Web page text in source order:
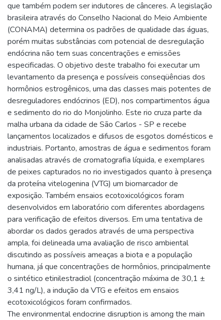
que também podem ser indutores de cânceres. A legislação
brasileira através do Conselho Nacional do Meio Ambiente
(CONAMA) determina os padrões de qualidade das águas,
porém muitas substâncias com potencial de desregulação
endócrina não tem suas concentrações e emissões
especificadas. O objetivo deste trabalho foi executar um
levantamento da presença e possíveis conseqüências dos
hormônios estrogênicos, uma das classes mais potentes de
desreguladores endócrinos (ED), nos compartimentos água
e sedimento do rio do Monjolinho. Este rio cruza parte da
malha urbana da cidade de São Carlos - SP e recebe
lançamentos localizados e difusos de esgotos domésticos e
industriais. Portanto, amostras de água e sedimentos foram
analisadas através de cromatografia líquida, e exemplares
de peixes capturados no rio investigados quanto à presença
da proteína vitelogenina (VTG) um biomarcador de
exposição. Também ensaios ecotoxicológicos foram
desenvolvidos em laboratório com diferentes abordagens
para verificação de efeitos diversos. Em uma tentativa de
abordar os dados gerados através de uma perspectiva
ampla, foi delineada uma avaliação de risco ambiental
discutindo as possíveis ameaças a biota e a população
humana, já que concentrações de hormônios, principalmente
o sintético etinilestradiol (concentração máxima de 30,1 ±
3,41 ng/L), a indução da VTG e efeitos em ensaios
ecotoxicológicos foram confirmados.
The environmental endocrine disruption is among the main